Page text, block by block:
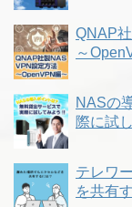
QNAP
～
NASの
際に試
テレワ
を共有